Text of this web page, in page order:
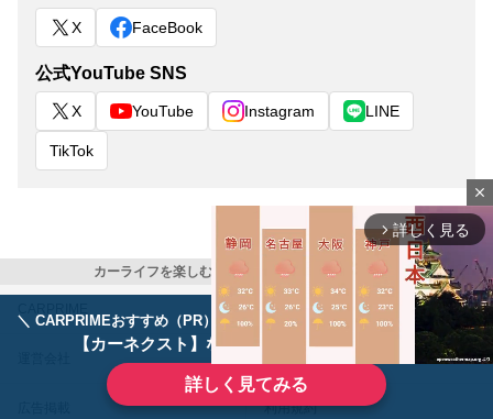
＼ CARPRIMEおすすめ（PR） ／ディーラーで手放すのはもったいない！
【カーネクスト】ならどんなクルマも高価買取
詳しく見てみる
X FaceBook
公式YouTube SNS
X YouTube Instagram LINE
TikTok
カーライフを楽しむ全ての人に クルマ情報マガジン
カスタムCarMe
利用規約
close
arrow_forward_ios 詳しく見る